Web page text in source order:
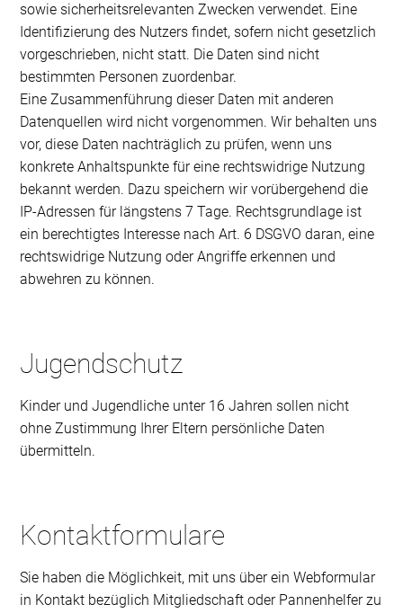
sowie sicherheitsrelevanten Zwecken verwendet. Eine
Identifizierung des Nutzers findet, sofern nicht gesetzlich
vorgeschrieben, nicht statt. Die Daten sind nicht
bestimmten Personen zuordenbar.
Eine Zusammenführung dieser Daten mit anderen
Datenquellen wird nicht vorgenommen. Wir behalten uns
vor, diese Daten nachträglich zu prüfen, wenn uns
konkrete Anhaltspunkte für eine rechtswidrige Nutzung
bekannt werden. Dazu speichern wir vorübergehend die
IP-Adressen für längstens 7 Tage. Rechtsgrundlage ist
ein berechtigtes Interesse nach Art. 6 DSGVO daran, eine
rechtswidrige Nutzung oder Angriffe erkennen und
abwehren zu können.
Jugendschutz
Kinder und Jugendliche unter 16 Jahren sollen nicht
ohne Zustimmung Ihrer Eltern persönliche Daten
übermitteln.
Kontaktformulare
Sie haben die Möglichkeit, mit uns über ein Webformular
in Kontakt bezüglich Mitgliedschaft oder Pannenhelfer zu